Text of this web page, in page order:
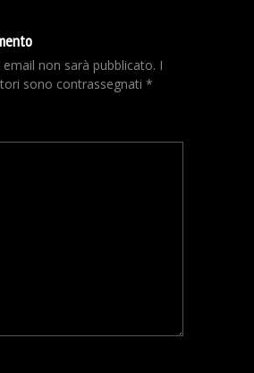
non sarà pubblicato. I
sono contrassegnati *